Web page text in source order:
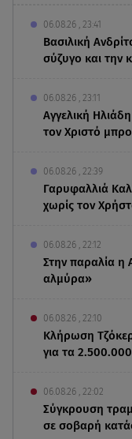
06.08.26 , 23:41
Βασιλική
σύζυγο και την
06.08.26 , 23:11
Αγγελική
τον Χριστό
06.08.26 , 22:39
Γαρυφαλλιά
χωρίς τον
06.08.26 , 22:12
Στην παραλία η
αλμύρα»
06.08.26 , 22:10
Κλήρωση
για τα
06.08.26 , 22:02
Σύγκρουση
σε σοβαρή